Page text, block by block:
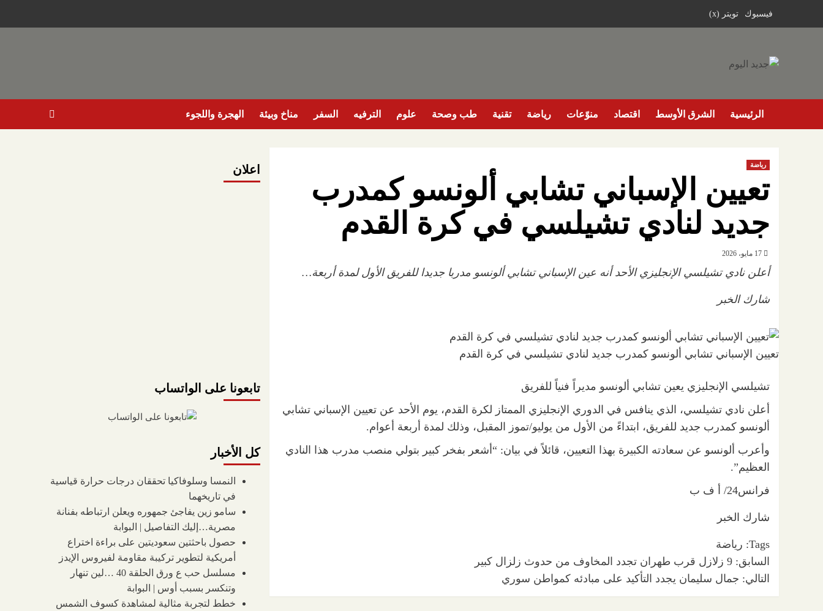
فيسبوك تويتر (x)
الرئيسية الشرق الأوسط اقتصاد منوّعات رياضة تقنية طب وصحة علوم الترفيه السفر مناخ وبيئة الهجرة واللجوء
رياضة
تعيين الإسباني تشابي ألونسو كمدرب
جديد لنادي تشيلسي في كرة القدم
17 مايو، 2026
أعلن نادي تشيلسي ​الإنجليزي الأحد أنه عين الإسباني تشابي ألونسو مدربا جديدا للفريق الأول ‌لمدة أربعة…
شارك الخبر
تعيين الإسباني تشابي ألونسو كمدرب جديد لنادي تشيلسي في كرة القدم
تشيلسي الإنجليزي يعين تشابي ألونسو مديراً فنياً للفريق
أعلن نادي تشيلسي، الذي ينافس في الدوري الإنجليزي الممتاز لكرة القدم، يوم الأحد عن تعيين الإسباني تشابي
ألونسو كمدرب جديد للفريق، ابتداءً من الأول من يوليو/تموز المقبل، وذلك لمدة أربعة أعوام.
وأعرب ألونسو عن سعادته الكبيرة بهذا التعيين، قائلاً في بيان: “أشعر بفخر كبير بتولي منصب مدرب هذا النادي
العظيم”.
فرانس24/ أ ف ب
شارك الخبر
Tags: رياضة
تصفّح
المقالات
السابق: 9 زلازل قرب طهران تجدد المخاوف من حدوث زلزال كبير
التالي: جمال سليمان يجدد التأكيد على مبادئه كمواطن سوري
اعلان
تابعونا على الواتساب
كل الأخبار
النمسا وسلوفاكيا تحققان درجات حرارة قياسية
في تاريخهما
سامو زين يفاجئ جمهوره ويعلن ارتباطه بفنانة
مصرية…إليك التفاصيل | البوابة
حصول باحثتين سعوديتين على براءة اختراع
أمريكية لتطوير تركيبة مقاومة لفيروس الإيدز
مسلسل حب ع ورق الحلقة 40 …لين تنهار
وتنكسر بسبب أوس | البوابة
خطط لتجربة مثالية لمشاهدة كسوف الشمس